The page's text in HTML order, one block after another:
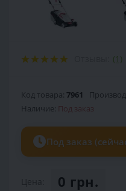
(1)
Код товара: 7961
Наличие: Под заказ
Под заказ
0 грн.